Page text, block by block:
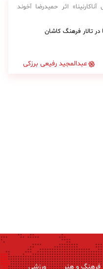
اثر حمیدرضا آخوند
در تالار فرهنگ کاشان
عبدالمجید رفیعی برزکی
فرهنگ و هنر ورزشی